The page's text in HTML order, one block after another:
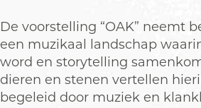
e
L
a
v
e
n
k
e
L
a
n
k
e
L
a
De voorstelling “OAK” neemt
een muzikaal landschap
word en storytelling
dieren en stenen vertellen
begeleid door muziek en